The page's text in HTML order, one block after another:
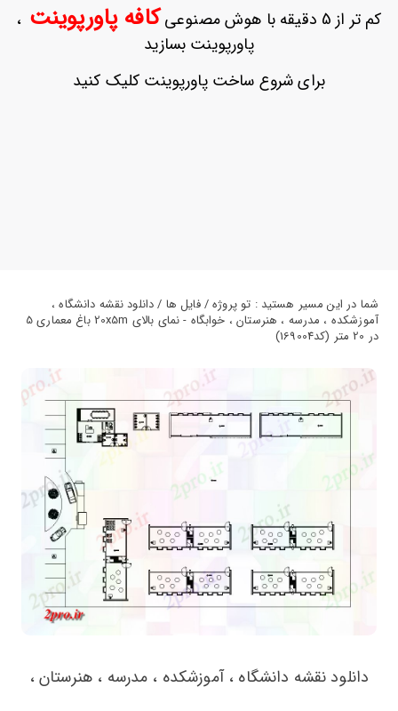
ثبت
بازیابی
کم تر از 5 دقیقه با هوش مصنوعی کافه پاورپوینت ،
پاورپوینت بسازید
برای شروع ساخت پاورپوینت کلیک کنید
شما در این مسیر هستید : تو پروژه / فایل ها / دانلود نقشه دانشگاه ،
آموزشکده ، مدرسه ، هنرستان ، خوابگاه - نمای بالای 20x5m باغ معماری 5
در 20 متر (کد169004)
دانلود نقشه دانشگاه ، آموزشکده ، مدرسه ، هنرستان ،